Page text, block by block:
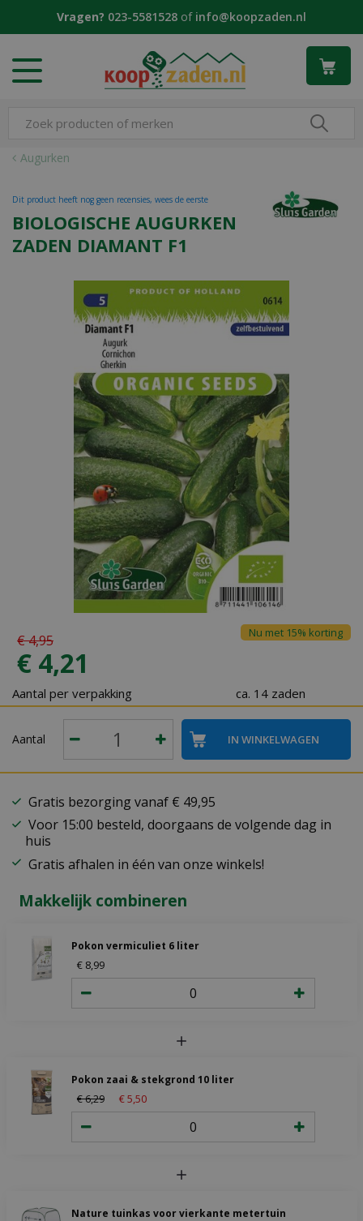
Augurken
Vragen? 023-5581528 of info@koopzaden.nl
BIOLOGISCHE AUGURKEN
ZADEN DIAMANT F1
Dit product heeft nog geen recensies, wees de eerste
€4,95
€ 4,21
Nu met 15% korting
Aantal per verpakking ca. 14 zaden
Aantal
Gratis bezorging vanaf € 49,95
Voor 15:00 besteld, doorgaans de volgende dag in
huis
Gratis afhalen in één van onze winkels!
Makkelijk combineren
Pokon vermiculiet 6 liter
€ 8 99
Pokon zaai & stekgrond 10 liter
€6,29 €5 50
Nature tuinkas voor vierkante metertuin